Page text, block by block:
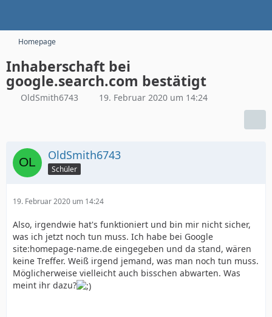
Homepage
Inhaberschaft bei
google.search.com bestätigt
OldSmith6743 19. Februar 2020 um 14:24
OldSmith6743
Schüler
19. Februar 2020 um 14:24
Also, irgendwie hat's funktioniert und bin mir nicht sicher,
was ich jetzt noch tun muss. Ich habe bei Google
site:homepage-name.de eingegeben und da stand, wären
keine Treffer. Weiß irgend jemand, was man noch tun muss.
Möglicherweise vielleicht auch bisschen abwarten. Was
meint ihr dazu?